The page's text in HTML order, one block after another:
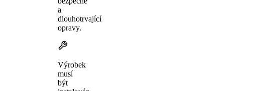
a
dlouhotrvající
opravy.
Výrobek
musí
být